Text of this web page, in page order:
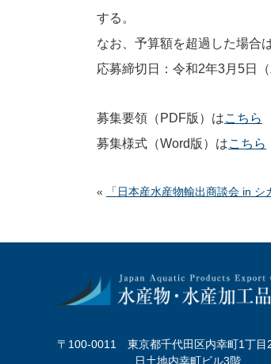
する。
なお、予算額を超過した場合
応募締切日：令和2年3月5日
募集要領（PDF版）はこちら
募集様式（Word版）はこちら
« 「日本産水産物輸出商談会 in
〒100-0011 東京都千代田区内幸町1丁目
日土地内幸町ビル3階